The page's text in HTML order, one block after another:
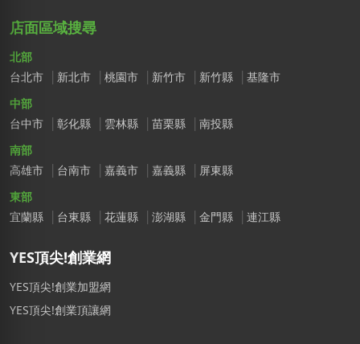
店面區域搜尋
北部
台北市
新北市 桃園市 新竹市 新竹縣
基隆市
中部
台中市
彰化縣 雲林縣 苗栗縣
南投縣
南部
高雄市
台南市 嘉義市 嘉義縣
屏東縣
東部
宜蘭縣
台東縣 花蓮縣 澎湖縣 金門縣 連江縣
YES頂尖!創業網
YES頂尖!創業加盟網
YES頂尖!創業頂讓網